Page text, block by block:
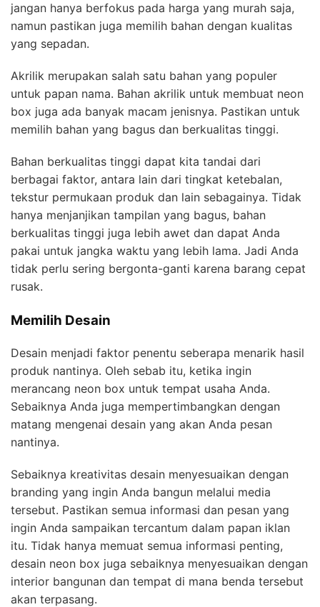
jangan hanya berfokus pada harga yang murah saja,
namun pastikan juga memilih bahan dengan kualitas
yang sepadan.
Akrilik merupakan salah satu bahan yang populer
untuk papan nama. Bahan akrilik untuk membuat neon
box juga ada banyak macam jenisnya. Pastikan untuk
memilih bahan yang bagus dan berkualitas tinggi.
Bahan berkualitas tinggi dapat kita tandai dari
berbagai faktor, antara lain dari tingkat ketebalan,
tekstur permukaan produk dan lain sebagainya. Tidak
hanya menjanjikan tampilan yang bagus, bahan
berkualitas tinggi juga lebih awet dan dapat Anda
pakai untuk jangka waktu yang lebih lama. Jadi Anda
tidak perlu sering bergonta-ganti karena barang cepat
rusak.
Memilih Desain
Desain menjadi faktor penentu seberapa menarik hasil
produk nantinya. Oleh sebab itu, ketika ingin
merancang neon box untuk tempat usaha Anda.
Sebaiknya Anda juga mempertimbangkan dengan
matang mengenai desain yang akan Anda pesan
nantinya.
Sebaiknya kreativitas desain menyesuaikan dengan
branding yang ingin Anda bangun melalui media
tersebut. Pastikan semua informasi dan pesan yang
ingin Anda sampaikan tercantum dalam papan iklan
itu. Tidak hanya memuat semua informasi penting,
desain neon box juga sebaiknya menyesuaikan dengan
interior bangunan dan tempat di mana benda tersebut
akan terpasang.